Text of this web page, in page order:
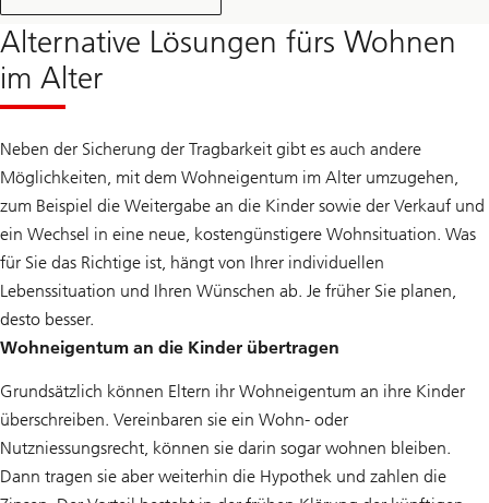
Alternative Lösungen fürs Wohnen
im Alter
Neben der Sicherung der Tragbarkeit gibt es auch andere
Möglichkeiten, mit dem Wohneigentum im Alter umzugehen,
zum Beispiel die Weitergabe an die Kinder sowie der Verkauf und
ein Wechsel in eine neue, kostengünstigere Wohnsituation. Was
für Sie das Richtige ist, hängt von Ihrer individuellen
Lebenssituation und Ihren Wünschen ab. Je früher Sie planen,
desto besser.
Wohneigentum an die Kinder übertragen
Grundsätzlich können Eltern ihr Wohneigentum an ihre Kinder
überschreiben. Vereinbaren sie ein Wohn- oder
Nutzniessungsrecht, können sie darin sogar wohnen bleiben.
Dann tragen sie aber weiterhin die Hypothek und zahlen die